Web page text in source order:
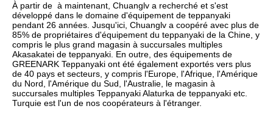
À partir de  à maintenant, Chuanglv a recherché et s'est
développé dans le domaine d'équipement de teppanyaki
pendant 26 années. Jusqu'ici, Chuanglv a coopéré avec plus de
85% de propriétaires d'équipement du teppanyaki de la Chine, y
compris le plus grand magasin à succursales multiples
Akasakatei de teppanyaki. En outre, des équipements de
GREENARK Teppanyaki ont été également exportés vers plus
de 40 pays et secteurs, y compris l'Europe, l'Afrique, l'Amérique
du Nord, l'Amérique du Sud, l'Australie, le magasin à
succursales multiples Teppanyaki Alaturka de teppanyaki etc.
Turquie est l'un de nos coopérateurs à l'étranger.